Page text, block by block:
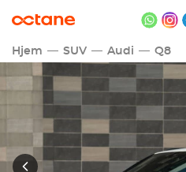
Hjem SUV Audi Q8